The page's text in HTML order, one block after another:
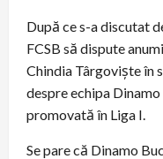
După ce s-a discutat
FCSB să dispute
Chindia Târgoviște în
despre echipa
promovată în Liga I.
Se pare că Dinamo